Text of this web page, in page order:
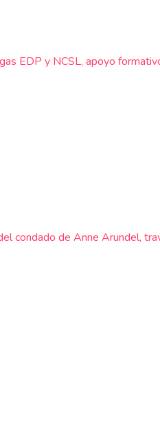
EDP y NCSL, apoyo
condado de Anne Arundel,